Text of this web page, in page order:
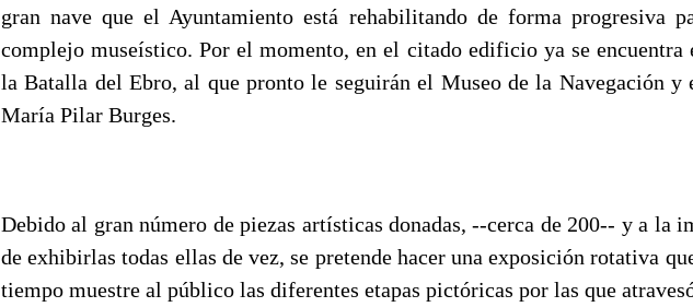
gran nave que el Ayuntamiento está rehabilitando de forma progresiva
complejo museístico. Por el momento, en el citado edificio ya se encuentra
la Batalla del Ebro, al que pronto le seguirán el Museo de la Navegación y
María Pilar Burges.
Debido al gran número de piezas artísticas donadas, --cerca de 200-- y a la
de exhibirlas todas ellas de vez, se pretende hacer una exposición rotativa
tiempo muestre al público las diferentes etapas pictóricas por las que